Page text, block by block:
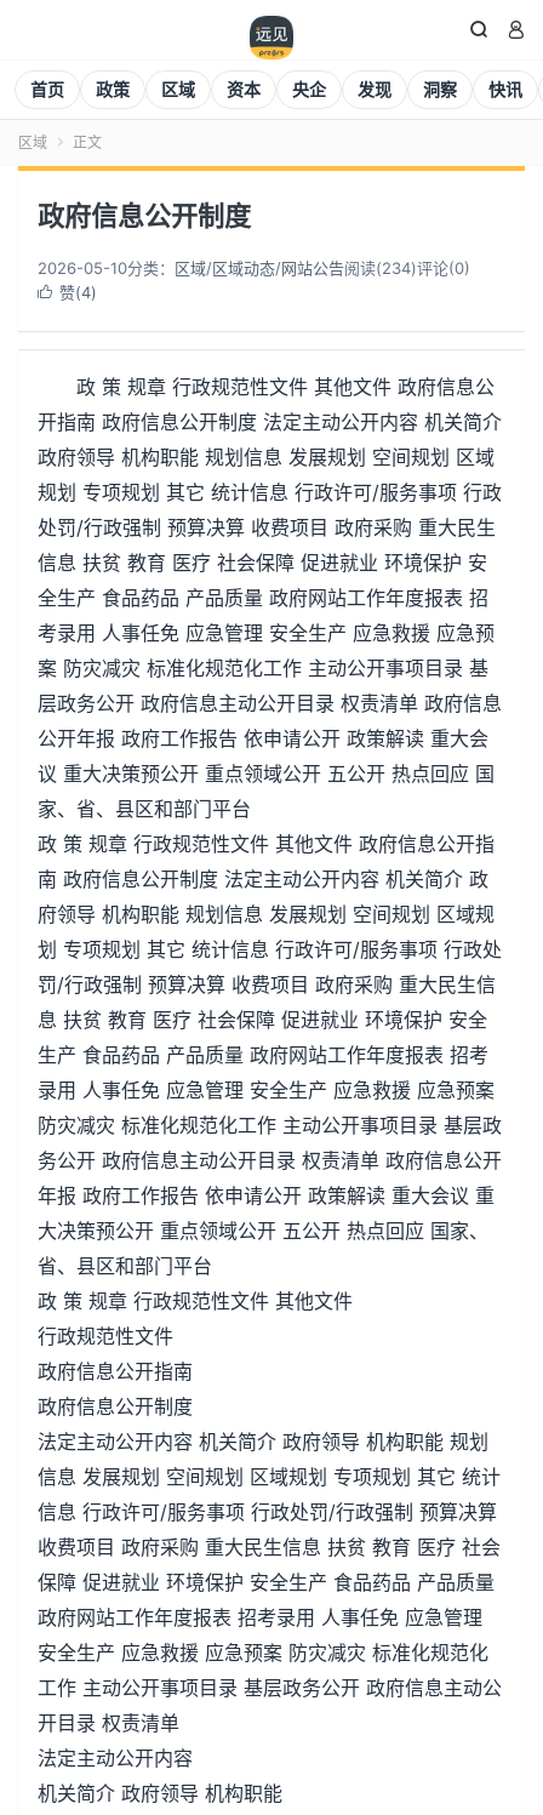
 
首页 政策 区域 资本 央企 发现 洞察 快讯
区域  正文
政府信息公开制度
2026-05-10分类： 区域/区域动态/网站公告阅读(234)评论(0)
 赞(4)
政 策 规章 行政规范性文件 其他文件 政府信息公
开指南 政府信息公开制度 法定主动公开内容 机关简介
政府领导 机构职能 规划信息 发展规划 空间规划 区域
规划 专项规划 其它 统计信息 行政许可/服务事项 行政
处罚/行政强制 预算决算 收费项目 政府采购 重大民生
信息 扶贫 教育 医疗 社会保障 促进就业 环境保护 安
全生产 食品药品 产品质量 政府网站工作年度报表 招
考录用 人事任免 应急管理 安全生产 应急救援 应急预
案 防灾减灾 标准化规范化工作 主动公开事项目录 基
层政务公开 政府信息主动公开目录 权责清单 政府信息
公开年报 政府工作报告 依申请公开 政策解读 重大会
议 重大决策预公开 重点领域公开 五公开 热点回应 国
家、省、县区和部门平台
政 策 规章 行政规范性文件 其他文件 政府信息公开指
南 政府信息公开制度 法定主动公开内容 机关简介 政
府领导 机构职能 规划信息 发展规划 空间规划 区域规
划 专项规划 其它 统计信息 行政许可/服务事项 行政处
罚/行政强制 预算决算 收费项目 政府采购 重大民生信
息 扶贫 教育 医疗 社会保障 促进就业 环境保护 安全
生产 食品药品 产品质量 政府网站工作年度报表 招考
录用 人事任免 应急管理 安全生产 应急救援 应急预案
防灾减灾 标准化规范化工作 主动公开事项目录 基层政
务公开 政府信息主动公开目录 权责清单 政府信息公开
年报 政府工作报告 依申请公开 政策解读 重大会议 重
大决策预公开 重点领域公开 五公开 热点回应 国家、
省、县区和部门平台
政 策 规章 行政规范性文件 其他文件
行政规范性文件
政府信息公开指南
政府信息公开制度
法定主动公开内容 机关简介 政府领导 机构职能 规划
信息 发展规划 空间规划 区域规划 专项规划 其它 统计
信息 行政许可/服务事项 行政处罚/行政强制 预算决算
收费项目 政府采购 重大民生信息 扶贫 教育 医疗 社会
保障 促进就业 环境保护 安全生产 食品药品 产品质量
政府网站工作年度报表 招考录用 人事任免 应急管理
安全生产 应急救援 应急预案 防灾减灾 标准化规范化
工作 主动公开事项目录 基层政务公开 政府信息主动公
开目录 权责清单
法定主动公开内容
机关简介 政府领导 机构职能